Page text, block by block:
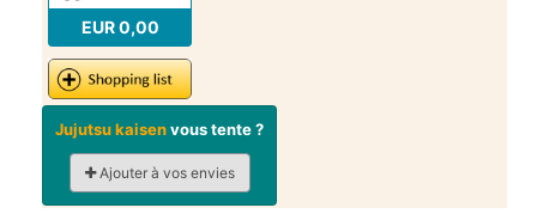
EUR 0,00
Jujutsu kaisenvous tente ?
Ajouter à vos envies